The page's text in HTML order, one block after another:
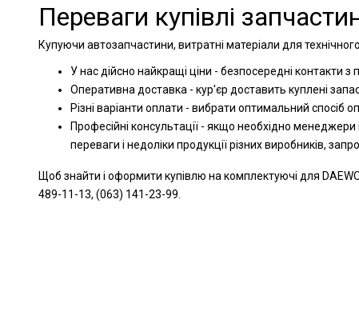
Переваги купівлі
Купуючи автозапчастини, витратні матеріали для
У нас дійсно найкращі ціни - безпосередні контакти
Оперативна доставка - кур'єр доставить куплені
Різні варіанти оплати - вибрати оптимальний
Професійні консультації - якщо необхідно
переваги і недоліки продукції різних виробників,
Щоб знайти і оформити купівлю на комплектуючі для
489-11-13, (063) 141-23-99.